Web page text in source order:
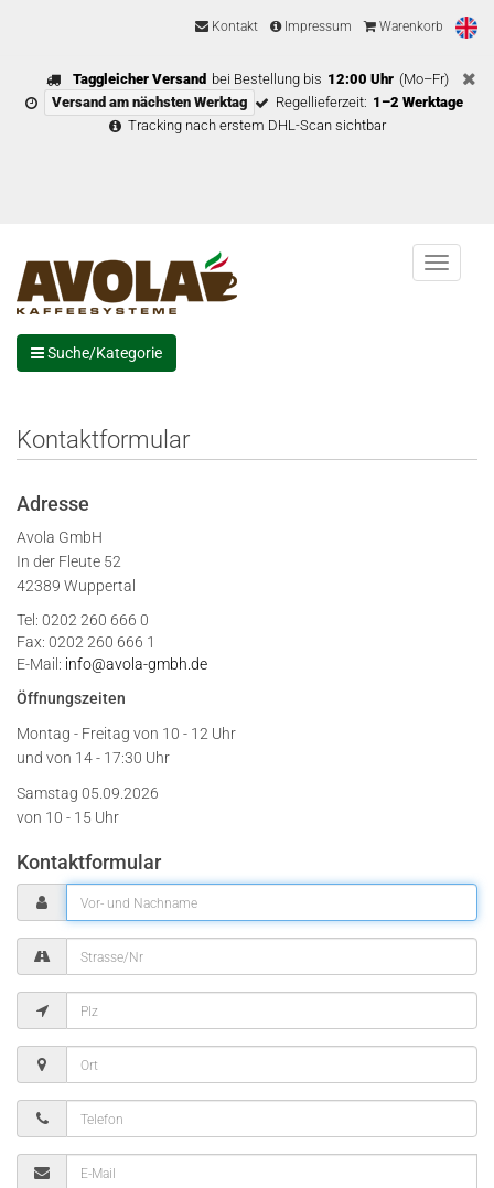
Kontakt Impressum Warenkorb
Taggleicher Versand bei Bestellung bis 12:00 Uhr (Mo–Fr)
Versand am nächsten Werktag
Regellieferzeit: 1–2 Werktage
Tracking nach erstem DHL-Scan sichtbar
Menu
Suche/Kategorie
Kontaktformular
Adresse
Avola GmbH
In der Fleute 52
42389 Wuppertal
Tel: 0202 260 666 0
Fax: 0202 260 666 1
E-Mail: info@avola-gmbh.de
Öffnungszeiten
Montag - Freitag von 10 - 12 Uhr
und von 14 - 17:30 Uhr
Samstag 05.09.2026
von 10 - 15 Uhr
Kontaktformular